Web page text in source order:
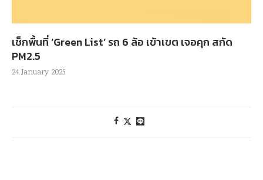
เช็กพื้นที่ ‘Green List’ รถ 6 ล้อ เข้าเขต เจอคุก สกัด
PM2.5
24 January 2025